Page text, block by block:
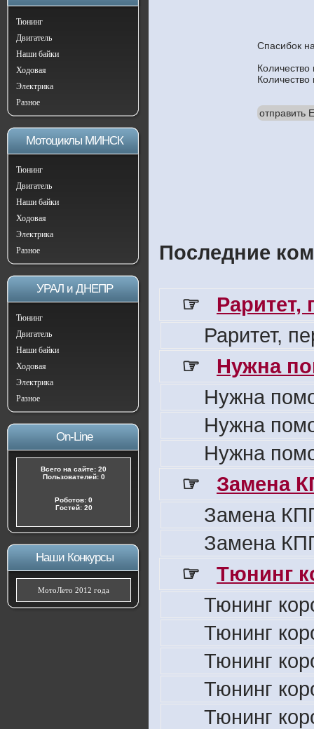
Тюнинг
Двигатель
Наши байки
Ходовая
Электрика
Разное
Мотоциклы МИНСК
Тюнинг
Двигатель
Наши байки
Ходовая
Электрика
Разное
УРАЛ и ДНЕПР
Тюнинг
Двигатель
Наши байки
Ходовая
Электрика
Разное
On-Line
Всего на сайте: 20
Пользователей: 0
Роботов: 0
Гостей: 20
Наши Конкурсы
МотоЛето 2012 года
Спасибок
отправить
Последние
☞
Раритет,
Раритет,
☞
Нужна
Нужна
Нужна
Нужна
☞
Замена
Замена
Замена
☞
Тюнинг
Тюнинг
Тюнинг
Тюнинг
Тюнинг
Тюнинг